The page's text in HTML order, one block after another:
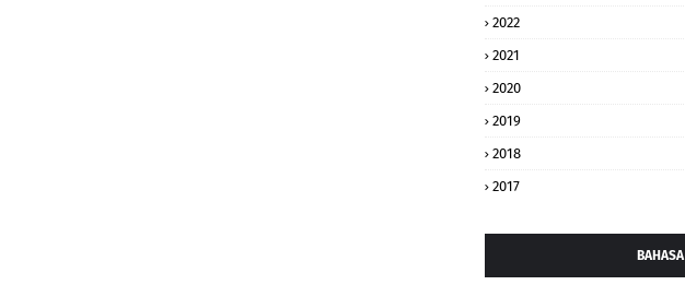
2022
2021
2020
2019
2018
2017
BAHASA